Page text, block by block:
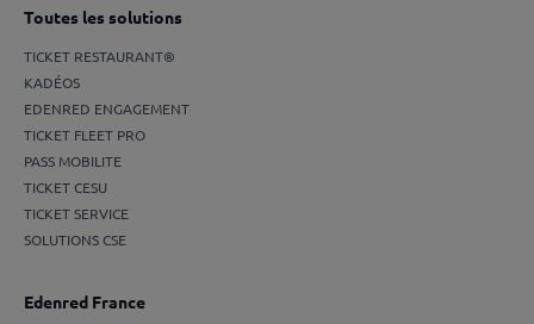
Toutes les solutions
TICKET RESTAURANT®
KADÉOS
EDENRED ENGAGEMENT
TICKET FLEET PRO
PASS MOBILITE
TICKET CESU
TICKET SERVICE
SOLUTIONS CSE
Edenred France